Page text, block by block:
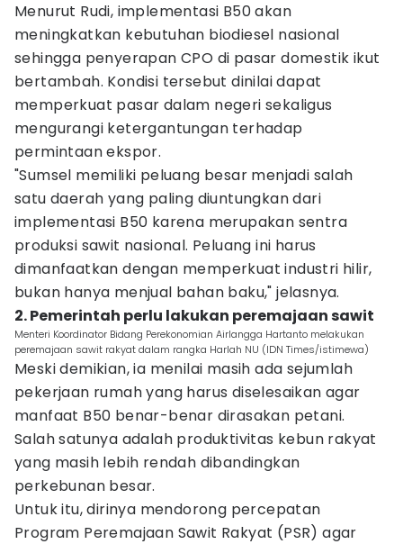
Menurut Rudi, implementasi B50 akan
meningkatkan kebutuhan biodiesel nasional
sehingga penyerapan CPO di pasar domestik ikut
bertambah. Kondisi tersebut dinilai dapat
memperkuat pasar dalam negeri sekaligus
mengurangi ketergantungan terhadap
permintaan ekspor.
"Sumsel memiliki peluang besar menjadi salah
satu daerah yang paling diuntungkan dari
implementasi B50 karena merupakan sentra
produksi sawit nasional. Peluang ini harus
dimanfaatkan dengan memperkuat industri hilir,
bukan hanya menjual bahan baku," jelasnya.
2. Pemerintah perlu lakukan peremajaan sawit
Menteri Koordinator Bidang Perekonomian Airlangga Hartanto melakukan
peremajaan sawit rakyat dalam rangka Harlah NU (IDN Times/istimewa)
Meski demikian, ia menilai masih ada sejumlah
pekerjaan rumah yang harus diselesaikan agar
manfaat B50 benar-benar dirasakan petani.
Salah satunya adalah produktivitas kebun rakyat
yang masih lebih rendah dibandingkan
perkebunan besar.
Untuk itu, dirinya mendorong percepatan
Program Peremajaan Sawit Rakyat (PSR) agar